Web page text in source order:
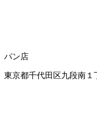
パン店
東京都千代田区九段南１